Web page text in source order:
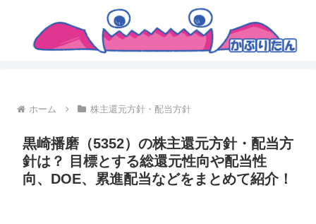
ホーム 株主還元方針・配当方針
黒崎播磨（5352）の株主還元方針・配当方
針は？ 目標とする総還元性向や配当性
向、DOE、累進配当などをまとめて紹介！